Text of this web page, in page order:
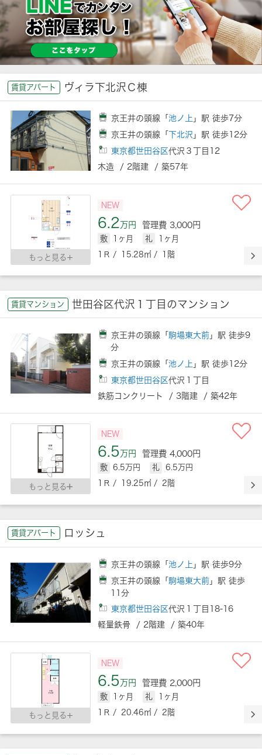
賃貸アパート ヴィラ下北沢Ｃ棟
京王井の頭線「池ノ上 」駅 徒歩7分
京王井の頭線「
下北沢 」駅 徒歩12分
東京都世田谷区代沢３丁目12
木造 / 2階建 / 築57年
もっと見る
NEW
6.2万円 管理費 3,000円
敷 1ヶ月 礼
1ヶ月
1Ｒ / 15.28㎡ / 1階
賃貸マンション 世田谷区代沢１丁目のマンション
京王井の頭線「 駒場東大前 」駅 徒歩9
分
京王井の頭線「池ノ上 」駅 徒歩12分
東京都世田谷区代沢１丁目
鉄筋コンクリート / 3階建 / 築42年
もっと見る
NEW
6.5万円 管理費 4,000円
敷 6.5万円 礼
6.5万円
1Ｒ / 19.25㎡ / 2階
賃貸アパート ロッシュ
京王井の頭線「池ノ上 」駅 徒歩9分
京王井の頭線「 駒場東大前 」駅 徒歩
11分
東京都世田谷区代沢１丁目18-16
軽量鉄骨 / 2階建 / 築40年
もっと見る
NEW
6.5万円 管理費 2,000円
敷 1ヶ月 礼
1ヶ月
1Ｒ / 20.46㎡ / 2階